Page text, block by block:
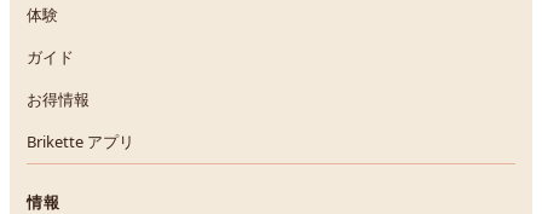
体験
ガイド
お得情報
Brikette アプリ
情報